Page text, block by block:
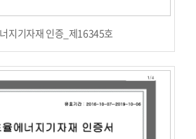
지기자재 인증_제16345호